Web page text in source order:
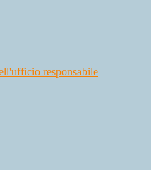
responsabile